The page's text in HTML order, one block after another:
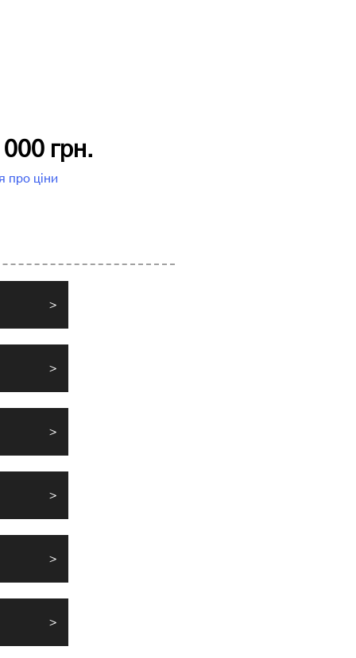
грн.
про ціни
>
>
>
>
>
>